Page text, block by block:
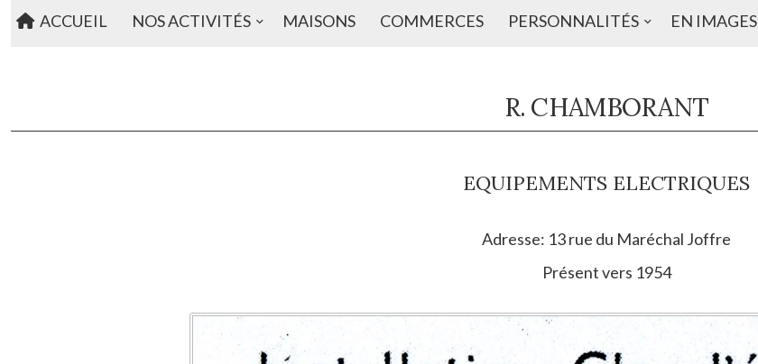
ACCUEIL NOS ACTIVITÉS MAISONS COMMERCES PERSONNALITÉS EN IMAGES
R. CHAMBORANT
EQUIPEMENTS ELECTRIQUES
Adresse: 13 rue du Maréchal Joffre
Présent vers 1954